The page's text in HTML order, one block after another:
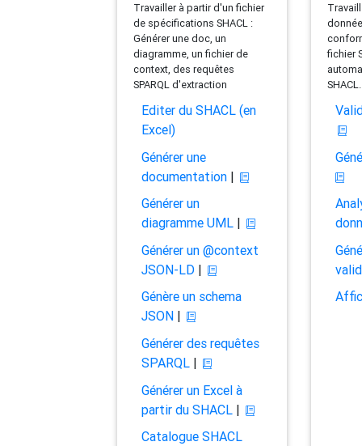
Travailler à partir d'un fichier
de spécifications SHACL :
Générer une doc, un
diagramme, un fichier de
context, des requêtes
SPARQL d'extraction
Editer du SHACL (en
Excel)
Générer une
documentation|
Générer un
diagramme UML|
Générer un @context
JSON-LD|
Génère un schema
JSON|
Générer des requêtes
SPARQL|
Générer un Excel à
partir du SHACL|
Catalogue SHACL
fichier
SHACL.